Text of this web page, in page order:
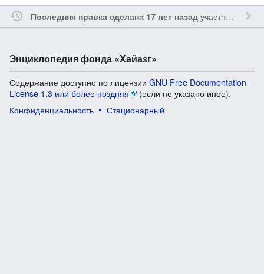
Последняя правка сделана 17 лет назадучастником
Энциклопедия фонда «Хайазг»
Содержание доступно по лицензии GNU Free Documentation
License 1.3 или более поздняя
(если не указано иное).
Конфиденциальность
Стационарный